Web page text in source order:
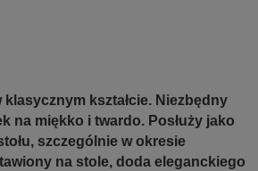
klasycznym kształcie. Niezbędny
na miękko i twardo. Posłuży jako
szczególnie w okresie
na stole, doda eleganckiego